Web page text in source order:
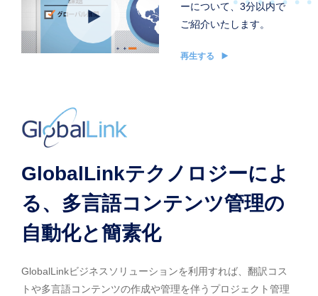
ーについて、3分以内で
ご紹介いたします。
再生する
GlobalLinkテクノロジーによ
る、多言語コンテンツ管理の
自動化と簡素化
GlobalLinkビジネスソリューションを利用すれば、翻訳コス
トや多言語コンテンツの作成や管理を伴うプロジェクト管理